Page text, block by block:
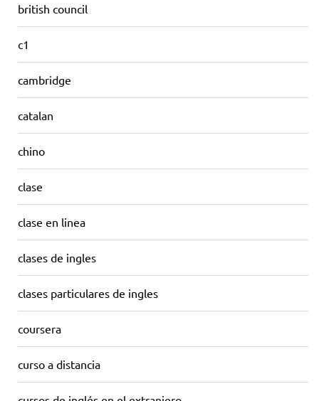
british council
c1
cambridge
catalan
chino
clase
clase en linea
clases de ingles
clases particulares de ingles
coursera
curso a distancia